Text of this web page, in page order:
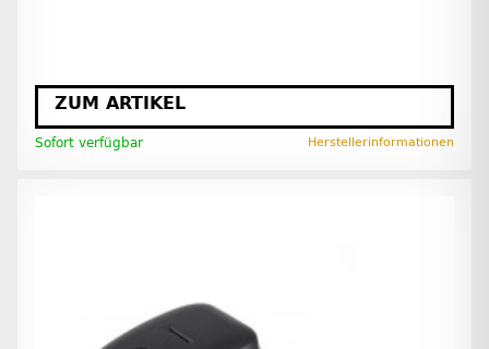
ZUM ARTIKEL
Sofort verfügbar Herstellerinformationen